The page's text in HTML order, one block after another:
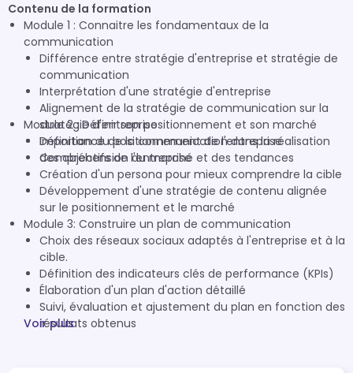
Contenu de la formation
Module 1 : Connaitre les fondamentaux de la
communication
Différence entre stratégie d'entreprise et stratégie de
communication
Interprétation d'une stratégie d'entreprise
Alignement de la stratégie de communication sur la
stratégie d'entreprise
Importance de la communication dans la réalisation
des objectifs de l'entreprise
Module 2 : Définir son positionnement et son marché
Définition du positionnement de l'entreprise
Compréhension du marché et des tendances
Création d'un persona pour mieux comprendre la cible
Développement d'une stratégie de contenu alignée
sur le positionnement et le marché
Module 3: Construire un plan de communication
Choix des réseaux sociaux adaptés à l'entreprise et à la
cible.
Définition des indicateurs clés de performance (KPIs)
Élaboration d'un plan d'action détaillé
Suivi, évaluation et ajustement du plan en fonction des
résultats obtenus
Voir plus